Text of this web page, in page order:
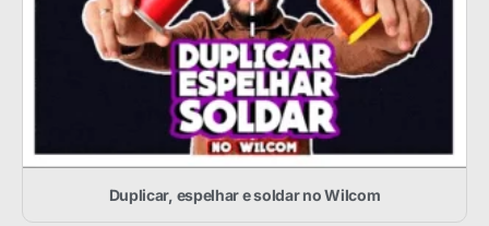
Duplicar, espelhar e soldar no Wilcom